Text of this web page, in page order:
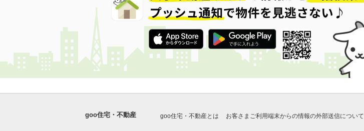
goo住宅・不動産 goo住宅・不動産とは お客さまご利用端末からの情報の外部送信について